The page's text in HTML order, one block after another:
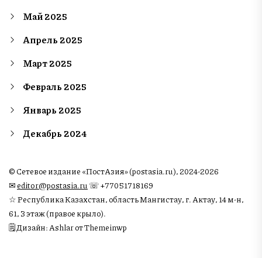
Май 2025
Апрель 2025
Март 2025
Февраль 2025
Январь 2025
Декабрь 2024
© Сетевое издание «ПостАзия» (postasia.ru), 2024-2026
✉︎editor@postasia.ru ☏ +77051718169
☆ Республика Казахстан, область Мангистау, г. Актау, 14 м-н,
61, 3 этаж (правое крыло).
🗒 Дизайн: Ashlar от Themeinwp